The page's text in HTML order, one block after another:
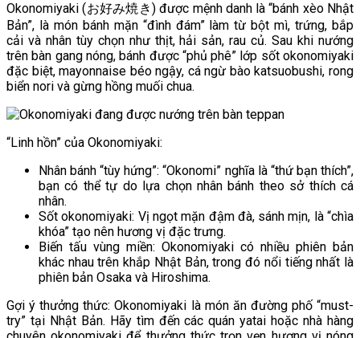
Okonomiyaki (お好み焼き) được mệnh danh là “bánh xèo Nhật
Bản”, là món bánh mặn “đình đám” làm từ bột mì, trứng, bắp
cải và nhân tùy chọn như thịt, hải sản, rau củ. Sau khi nướng
trên bàn gang nóng, bánh được “phủ phê” lớp sốt okonomiyaki
đặc biệt, mayonnaise béo ngậy, cá ngừ bào katsuobushi, rong
biển nori và gừng hồng muối chua.
“Linh hồn” của Okonomiyaki:
Nhân bánh “tùy hứng”: “Okonomi” nghĩa là “thứ bạn thích”,
bạn có thể tự do lựa chọn nhân bánh theo sở thích cá
nhân.
Sốt okonomiyaki: Vị ngọt mặn đậm đà, sánh mịn, là “chìa
khóa” tạo nên hương vị đặc trưng.
Biến tấu vùng miền: Okonomiyaki có nhiều phiên bản
khác nhau trên khắp Nhật Bản, trong đó nổi tiếng nhất là
phiên bản Osaka và Hiroshima.
Gợi ý thưởng thức: Okonomiyaki là món ăn đường phố “must-
try” tại Nhật Bản. Hãy tìm đến các quán yatai hoặc nhà hàng